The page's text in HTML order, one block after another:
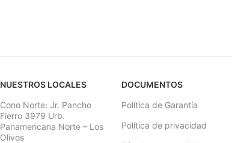
NUESTROS LOCALES
Cono Norte: Jr. Pancho
Fierro 3979 Urb.
Panamericana Norte – Los
Olivos
DOCUMENTOS
Política de Garantía
Política de privacidad